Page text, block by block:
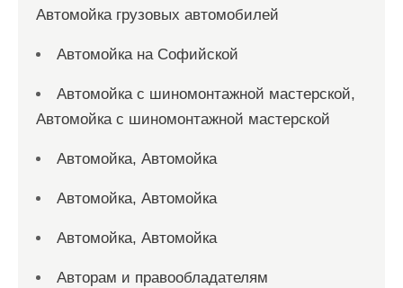
Автомойка грузовых автомобилей
Автомойка на Софийской
Автомойка с шиномонтажной мастерской,
Автомойка с шиномонтажной мастерской
Автомойка, Автомойка
Автомойка, Автомойка
Автомойка, Автомойка
Авторам и правообладателям